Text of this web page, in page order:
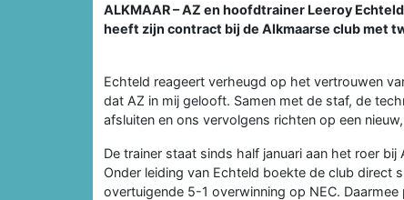
ALKMAAR – AZ en hoofdtrainer Leeroy
heeft zijn contract bij de Alkmaarse club met
Echteld reageert verheugd op het vertrouwen
dat AZ in mij gelooft. Samen met de staf, de
afsluiten en ons vervolgens richten op een
De trainer staat sinds half januari aan het roer
Onder leiding van Echteld boekte de club direct
overtuigende 5-1 overwinning op NEC.